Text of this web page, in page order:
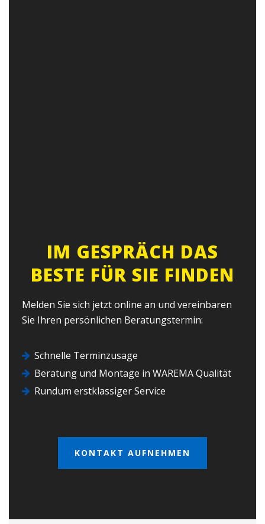
IM GESPRÄCH DAS
BESTE FÜR SIE FINDEN
Melden Sie sich jetzt online an und vereinbaren
Sie Ihren persönlichen Beratungstermin:
Schnelle Terminzusage
Beratung und Montage in WAREMA Qualität
Rundum erstklassiger Service
KONTAKT AUFNEHMEN